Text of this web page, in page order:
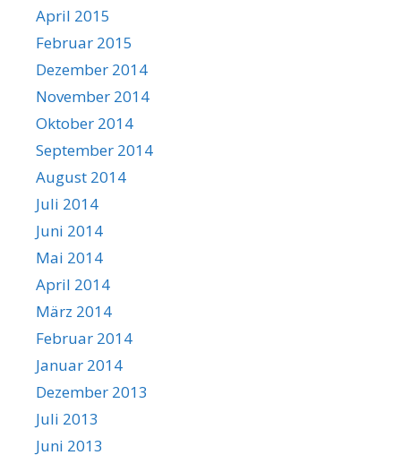
April 2015
Februar 2015
Dezember 2014
November 2014
Oktober 2014
September 2014
August 2014
Juli 2014
Juni 2014
Mai 2014
April 2014
März 2014
Februar 2014
Januar 2014
Dezember 2013
Juli 2013
Juni 2013